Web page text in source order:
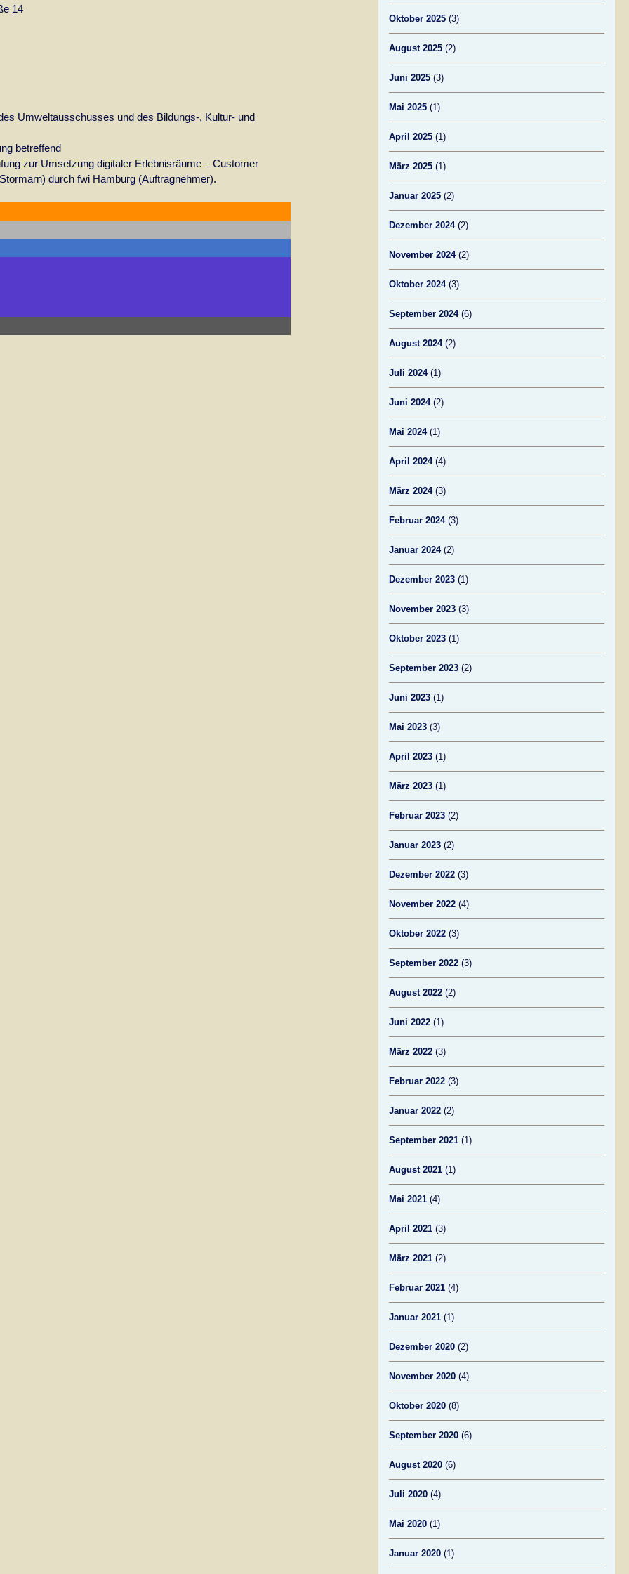
14
Umweltausschusses und des Bildungs-, Kultur- und
betreffend
zur Umsetzung digitaler Erlebnisräume – Customer
durch fwi Hamburg (Auftragnehmer).
Oktober 2025 (3)
August 2025 (2)
Juni 2025 (3)
Mai 2025 (1)
April 2025 (1)
März 2025 (1)
Januar 2025 (2)
Dezember 2024(2)
November 2024(2)
Oktober 2024(3)
September 2024(6)
August 2024(2)
Juli 2024(1)
Juni 2024(2)
Mai 2024(1)
April 2024(4)
März 2024(3)
Februar 2024(3)
Januar 2024(2)
Dezember 2023 (1)
November 2023 (3)
Oktober 2023 (1)
September 2023 (2)
Juni 2023 (1)
Mai 2023 (3)
April 2023 (1)
März 2023 (1)
Februar 2023 (2)
Januar 2023 (2)
Dezember 2022 (3)
November 2022 (4)
Oktober 2022 (3)
September 2022 (3)
August 2022 (2)
Juni 2022 (1)
März 2022 (3)
Februar 2022 (3)
Januar 2022 (2)
September 2021 (1)
August 2021 (1)
Mai 2021 (4)
April 2021 (3)
März 2021 (2)
Februar 2021 (4)
Januar 2021 (1)
Dezember 2020 (2)
November 2020 (4)
Oktober 2020 (8)
September 2020 (6)
August 2020 (6)
Juli 2020 (4)
Mai 2020 (1)
Januar 2020 (1)